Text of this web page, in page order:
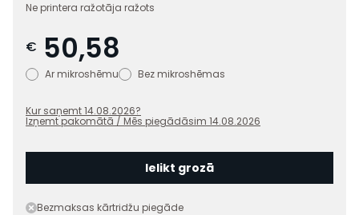
Ne printera ražotāja ražots
€ 50,58
Ar mikroshēmu Bez mikroshēmas
Kur saņemt14.08.2026?
Izņemt pakomātā / Mēs piegādāsim 14.08.2026
Ielikt grozā
Bezmaksas kārtridžu piegāde